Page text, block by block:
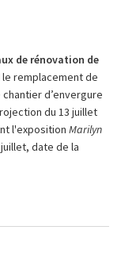
de rénovation de
remplacement de
d’envergure
du 13 juillet
l'exposition Marilyn
date de la